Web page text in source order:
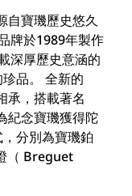
自寶璣歷史悠久
牌於1989年製作
深厚歷史意涵的
品。 全新的
承，搭載著名
紀念寶璣獲得陀
分別為寶璣鉑
（ Breguet